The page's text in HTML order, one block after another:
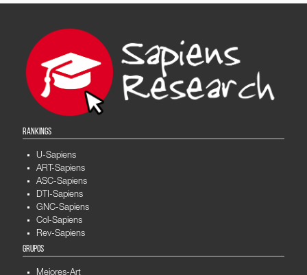
RANKINGS
U-Sapiens
ART-Sapiens
ASC-Sapiens
DTI-Sapiens
GNC-Sapiens
Col-Sapiens
Rev-Sapiens
GRUPOS
Mejores-Art